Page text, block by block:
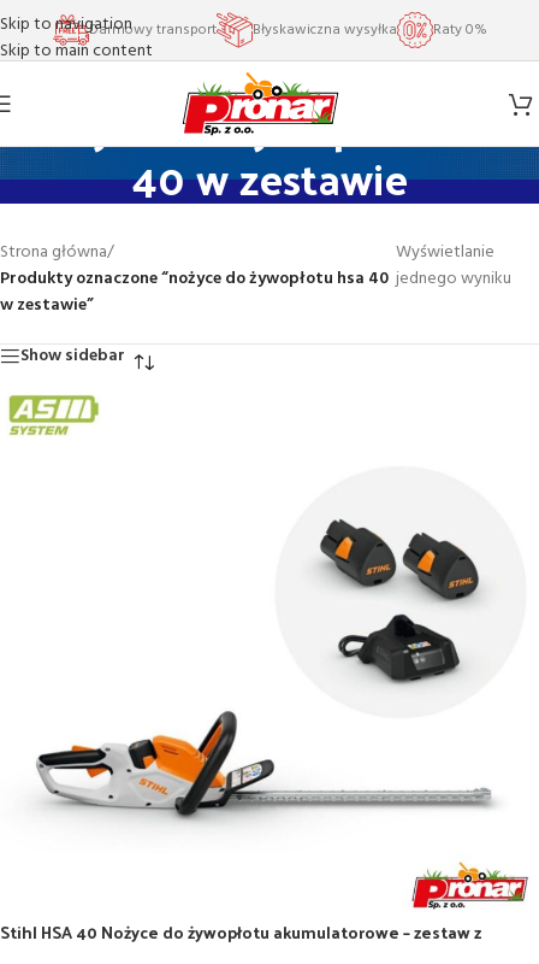
Skip to navigation
Skip to main content
Darmowy transport Błyskawiczna wysyłka Raty 0%
nożyce do żywopłotu hsa
40 w zestawie
Strona główna/
Produkty oznaczone “nożyce do żywopłotu hsa 40
w zestawie”
Wyświetlanie
jednego wyniku
Show sidebar
Stihl HSA 40 Nożyce do żywopłotu akumulatorowe – zestaw z